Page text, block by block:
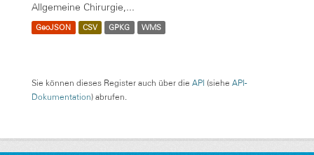
Allgemeine Chirurgie,...
GeoJSON CSV GPKG WMS
Sie können dieses Register auch über die API (siehe API-
Dokumentation) abrufen.